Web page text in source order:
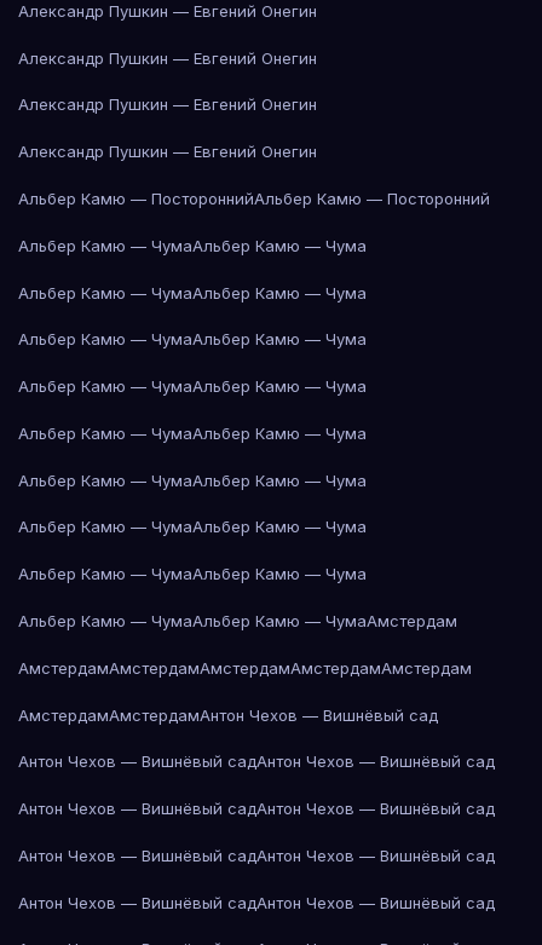
Александр Пушкин — Евгений Онегин
Александр Пушкин — Евгений Онегин
Александр Пушкин — Евгений Онегин
Александр Пушкин — Евгений Онегин
Альбер Камю — ПостороннийАльбер Камю — Посторонний
Альбер Камю — ЧумаАльбер Камю — Чума
Альбер Камю — ЧумаАльбер Камю — Чума
Альбер Камю — ЧумаАльбер Камю — Чума
Альбер Камю — ЧумаАльбер Камю — Чума
Альбер Камю — ЧумаАльбер Камю — Чума
Альбер Камю — ЧумаАльбер Камю — Чума
Альбер Камю — ЧумаАльбер Камю — Чума
Альбер Камю — ЧумаАльбер Камю — Чума
Альбер Камю — ЧумаАльбер Камю — ЧумаАмстердам
АмстердамАмстердамАмстердамАмстердамАмстердам
АмстердамАмстердамАнтон Чехов — Вишнёвый сад
Антон Чехов — Вишнёвый садАнтон Чехов — Вишнёвый сад
Антон Чехов — Вишнёвый садАнтон Чехов — Вишнёвый сад
Антон Чехов — Вишнёвый садАнтон Чехов — Вишнёвый сад
Антон Чехов — Вишнёвый садАнтон Чехов — Вишнёвый сад